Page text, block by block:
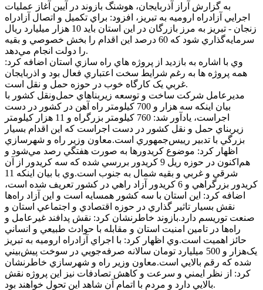
به گزارش آراز آذربايجان، هوشنگ بازوند در آيين آغاز عمليات
اجرايي آزادراه اروميه به تبريز، افزود: براي تکميل و اتصال آزادراه
زنجان - تبريز به مرز بازرگان در اين استان بايد 10 هزار ميليارد ريال
سرمايه‌گذاري شود که 60 درصد اين اقدام را بخش خصوصي و بقيه
را دولت انجام مي‌دهد.
وي با اشاره به بازديد از پروژه هاي راه سازي استان اضافه کرد:
همه پروژه ها به رغم شرايط سخت اعتباري فعال بود و اذربايجان
غربي يک کارگاه خوب در حوزه حمل و نقل است.
مديرعامل شرکت ساخت و توسعه زيربناهاي حمل‌ونقل کشور با
بيان اينکه سه هزار و 700 کيلومتر راه آهن در کشور در دست
اجراست، يادآور شد: 760 کيلومتر بزرگراه و 11 هزار کيلومتر
زيربناي حمل و نقل کشور در دست اجراست که اين اقدام بسيار
بزرگي با تدبير رييس‌جمهوري است.معاون وزير راه و شهرسازي
اظهار کرد: موضوع کريدورها به صورت هفتگي رصد مي‌شود و
هم‌اکنون در حوزه ريل 9 کريدور بررسي شده که سه کريدور از آن
شرقي و غربي و بقيه شمال به جنوب است.وي با بيان اينکه 11
کريدور بزرگراهي و 6 کريدور آزاد راهي در کشور تعريف شده است،
اضافه کرد: اين استان با سه کشور همسايه است و اين آزاد راه‌ها
نقش بسيار تاثير گذاري در حوزه اقتصادي و اجتماعي استان و
صنعت توريسم دارد.بازوند خاطرنشان کرد: نقش پدافند غيرعامل و
راه‌ها در تامين امنيت استان و مقابله با حوادث طبيعي و انساني
حائز اهميت است.وي اظهار کرد: با اجراي آزادراه اروميه به تبريز
يک‌هزار و 500 ميليارد تومان سالانه صرفه‌جويي در سوخت پيش‌بيني
شده که رقم بالايي است.معاون وزير راه ‌و شهرسازي خاطرنشان
کرد: از نظر ايمني و سرعت و کاهش تصادفات نيز اين پروژه نقش
بالايي دارد و مردم با اتمام آن شاهد اين تحول خواهند بود.